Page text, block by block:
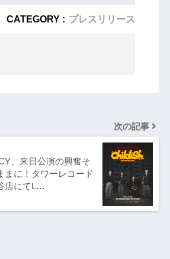
CATEGORY : プレスリリース
次の記事
、来日公演の興奮そ
まに！タワーレコード
店にてL…